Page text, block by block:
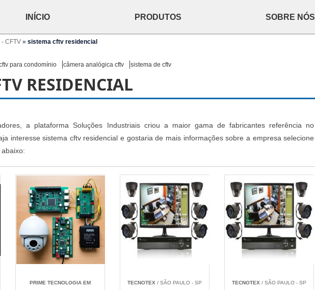
INÍCIO PRODUTOS SOBRE NÓS
CFTV » sistema cftv residencial
para condomínio câmera analógica cftv sistema de cftv
RESIDENCIAL
a plataforma Soluções Industriais criou a maior gama de fabricantes referência no
interesse sistema cftv residencial e gostaria de mais informações sobre a empresa selecione
PRIME TECNOLOGIA EM TECNOTEX / SÃO PAULO - SP TECNOTEX / SÃO PAULO - SP